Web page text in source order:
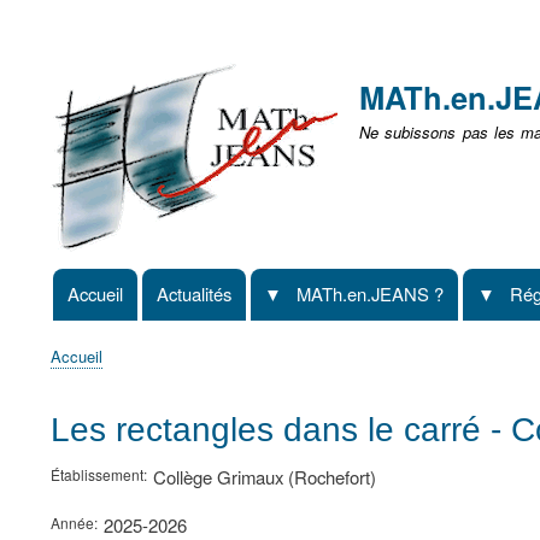
non
identifié
Ne subissons pas les
Navigation
principale
Accueil Actualités MATh.en.JEANS ?
d'Ariane
Accueil
Les rectangles dans le carré -
Établissement Collège Grimaux (Rochefort)
Année 2025-2026